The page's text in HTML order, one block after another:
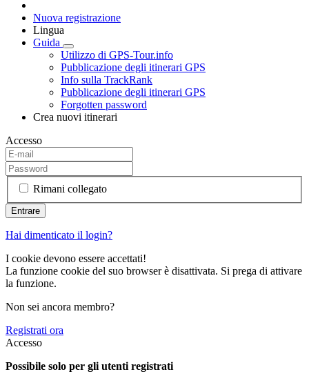
Nuova registrazione
Lingua
Guida
Utilizzo di GPS-Tour.info
Pubblicazione degli itinerari GPS
Info sulla TrackRank
Pubblicazione degli itinerari GPS
Forgotten password
Crea nuovi itinerari
Accesso
Rimani collegato
Hai dimenticato il login?
I cookie devono essere accettati!
La funzione cookie del suo browser è disattivata. Si prega di attivare
la funzione.
Non sei ancora membro?
Registrati ora
Accesso
Possibile solo per gli utenti registrati